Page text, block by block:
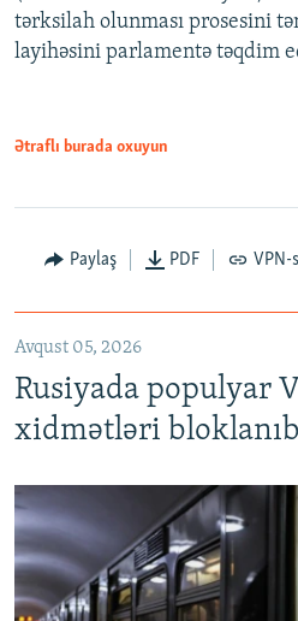
720p
tərksilah olunması prosesini
layihəsini parlamentə təqdim
Ətraflı burada oxuyun
Paylaş PDF VPN-
Avqust 05, 2026
Rusiyada populyar
xidmətləri bloklanıb